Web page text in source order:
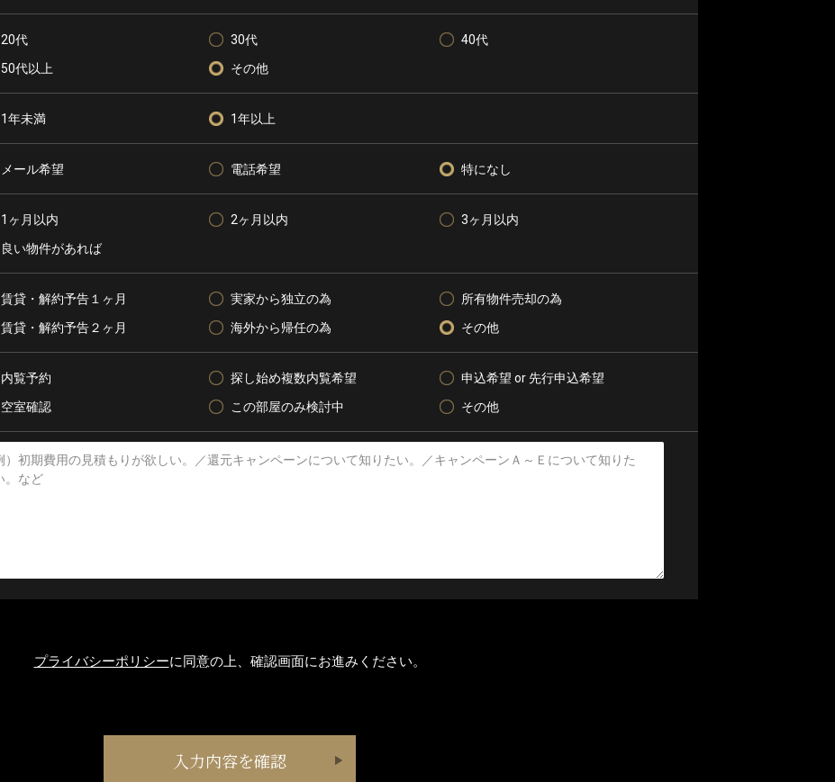
20代 30代
40代
50代以上
その他
1年未満 1年以上
メール希望 電話希望 特になし
1ヶ月以内 2ヶ月以内
3ヶ月以内
良い物件があれば
賃貸・解約予告１ヶ月 実家から独立の為
所有物件売却の為
賃貸・解約予告２ヶ月
海外から帰任の為 その他
内覧予約 探し始め複数内覧希望
申込希望 or 先行申込希望
空室確認
この部屋のみ検討中 その他
プライバシーポリシーに同意の上、確認画面にお進みください。